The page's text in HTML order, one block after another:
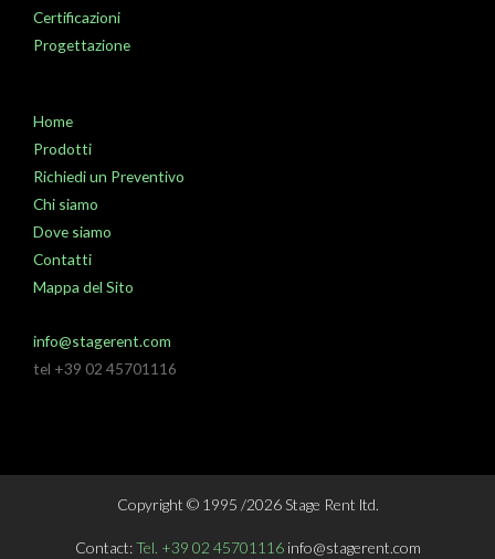
Certificazioni
Progettazione
Home
Prodotti
Richiedi un Preventivo
Chi siamo
Dove siamo
Contatti
Mappa del Sito
info@stagerent.com
tel +39 02 45701116
Copyright © 1995 /2026 Stage Rent ltd.
Contact:Tel. +39 02 45701116 info@stagerent.com